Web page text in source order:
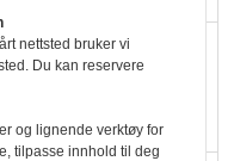
vant
Norge sin
nettsted bruker vi
Du kan reservere
og lignende verktøy for
tilpasse innhold til deg